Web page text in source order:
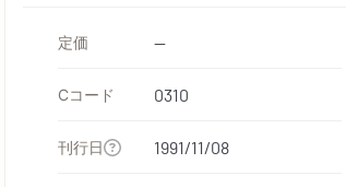
定価 --
Cコード 0310
刊行日 1991/11/08